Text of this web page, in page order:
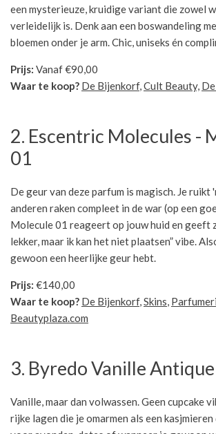
een mysterieuze, kruidige variant die zowel
verleidelijk is. Denk aan een boswandeling
bloemen onder je arm. Chic, uniseks én
Prijs: Vanaf €90,00
Waar te koop? De Bijenkorf,Cult Beauty,
2. Escentric Molecules -
01
De geur van deze parfum is magisch. Je ruikt
anderen raken compleet in de war (op een
Molecule 01 reageert op jouw huid en geeft
lekker, maar ik kan het niet plaatsen” vibe.
gewoon een heerlijke geur hebt.
Prijs: €140,00
Waar te koop? De Bijenkorf,Skins,
Beautyplaza.com
3. Byredo Vanille Antique
Vanille, maar dan volwassen. Geen cupcake
rijke lagen die je omarmen als een